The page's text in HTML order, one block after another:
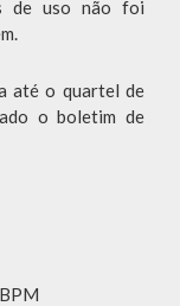
de uso não foi
até o quartel de
o boletim de